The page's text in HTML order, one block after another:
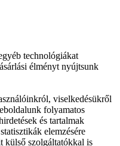
technológiákat
élményt nyújtsunk
viselkedésükről
folyamatos
és tartalmak
elemzésére
külső szolgáltatókkal is